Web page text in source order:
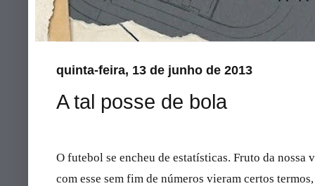
quinta-feira, 13 de junho de 2013
A tal posse de bola
O futebol se encheu de estatísticas. Fruto da
com esse sem fim de números vieram certos